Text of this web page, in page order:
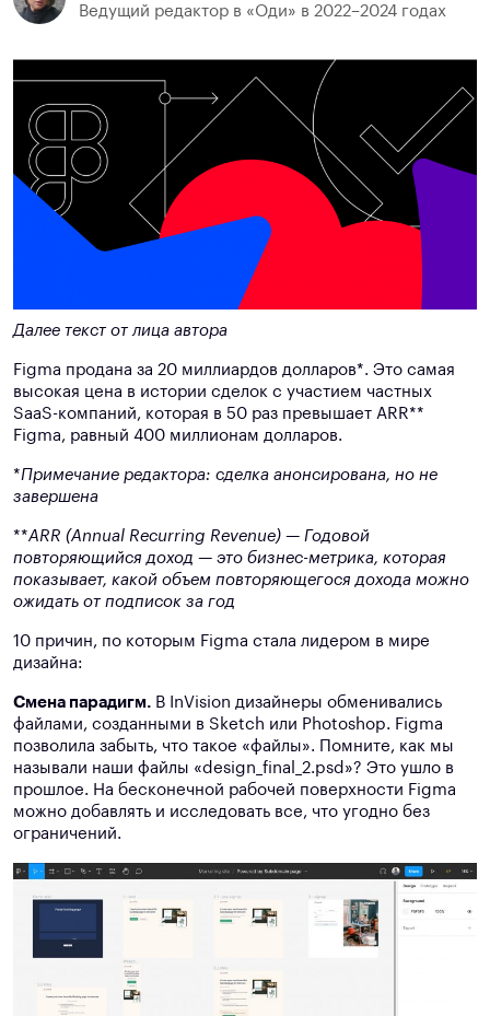
Ведущий редактор в «Оди» в 2022–2024 годах
Далее текст от лица автора
Figma продана за 20 миллиардов долларов*. Это самая
высокая цена в истории сделок с участием частных
SaaS-компаний, которая в 50 раз превышает ARR**
Figma, равный 400 миллионам долларов.
*Примечание редактора: сделка анонсирована, но не
завершена
**ARR (Annual Recurring Revenue) — Годовой
повторяющийся доход — это бизнес-метрика, которая
показывает, какой объем повторяющегося дохода можно
ожидать от подписок за год
10 причин, по которым Figma стала лидером в мире
дизайна:
Смена парадигм. В InVision дизайнеры обменивались
файлами, созданными в Sketch или Photoshop. Figma
позволила забыть, что такое «файлы». Помните, как мы
называли наши файлы «design_final_2.psd»? Это ушло в
прошлое. На бесконечной рабочей поверхности Figma
можно добавлять и исследовать все, что угодно без
ограничений.